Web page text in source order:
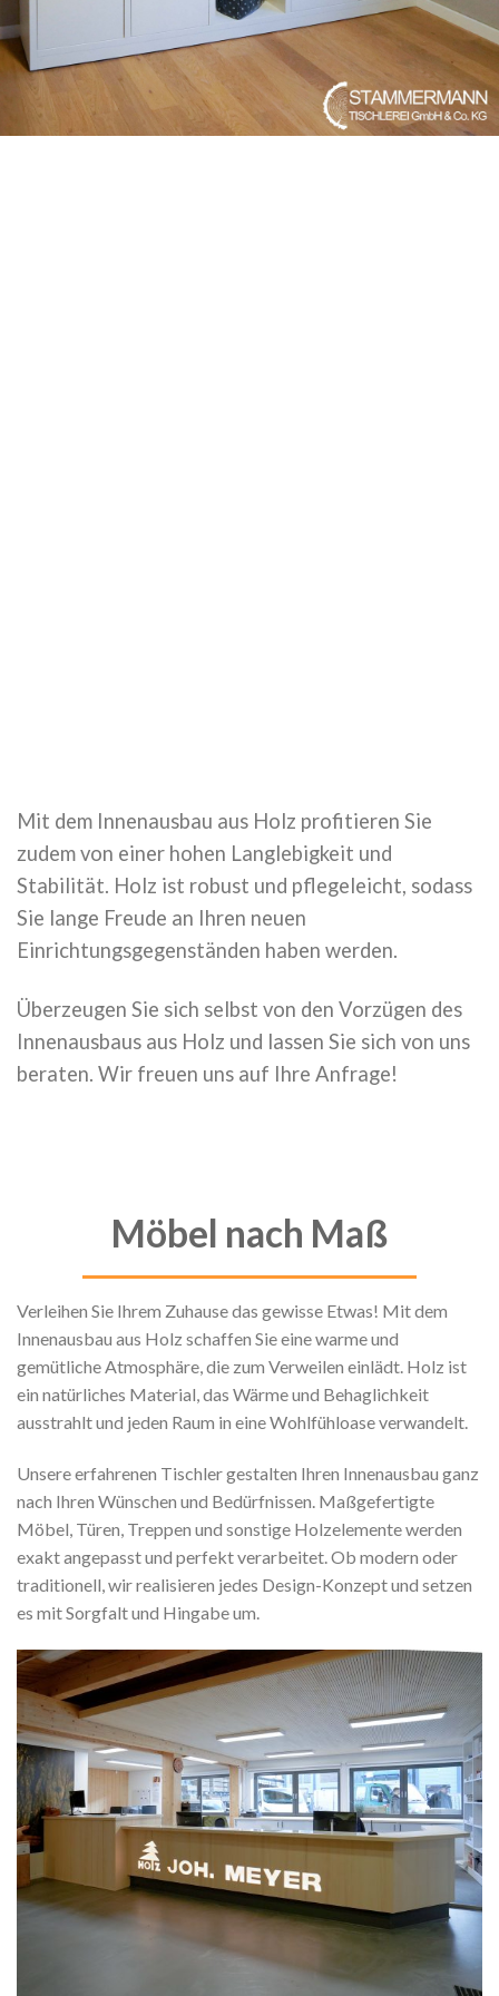
Möbel nach Maß
Verleihen Sie Ihrem Zuhause das gewisse Etwas! Mit dem
Innenausbau aus Holz schaffen Sie eine warme und
gemütliche Atmosphäre, die zum Verweilen einlädt. Holz ist
ein natürliches Material, das Wärme und Behaglichkeit
ausstrahlt und jeden Raum in eine Wohlfühloase verwandelt.
Unsere erfahrenen Tischler gestalten Ihren Innenausbau ganz
nach Ihren Wünschen und Bedürfnissen. Maßgefertigte
Möbel, Türen, Treppen und sonstige Holzelemente werden
exakt angepasst und perfekt verarbeitet. Ob modern oder
traditionell, wir realisieren jedes Design-Konzept und setzen
es mit Sorgfalt und Hingabe um.
Mit dem Innenausbau aus Holz profitieren Sie
zudem von einer hohen Langlebigkeit und
Stabilität. Holz ist robust und pflegeleicht, sodass
Sie lange Freude an Ihren neuen
Einrichtungsgegenständen haben werden.
Überzeugen Sie sich selbst von den Vorzügen des
Innenausbaus aus Holz und lassen Sie sich von uns
beraten. Wir freuen uns auf Ihre Anfrage!